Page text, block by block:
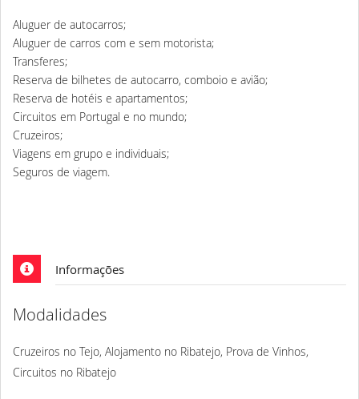
Aluguer de autocarros;
Aluguer de carros com e sem motorista;
Transferes;
Reserva de bilhetes de autocarro, comboio e avião;
Reserva de hotéis e apartamentos;
Circuitos em Portugal e no mundo;
Cruzeiros;
Viagens em grupo e individuais;
Seguros de viagem.
Informações
Modalidades
Cruzeiros no Tejo, Alojamento no Ribatejo, Prova de Vinhos,
Circuitos no Ribatejo